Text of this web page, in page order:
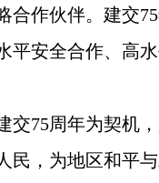
作伙伴。建交
安全合作、高
75周年为契机
，为地区和平与